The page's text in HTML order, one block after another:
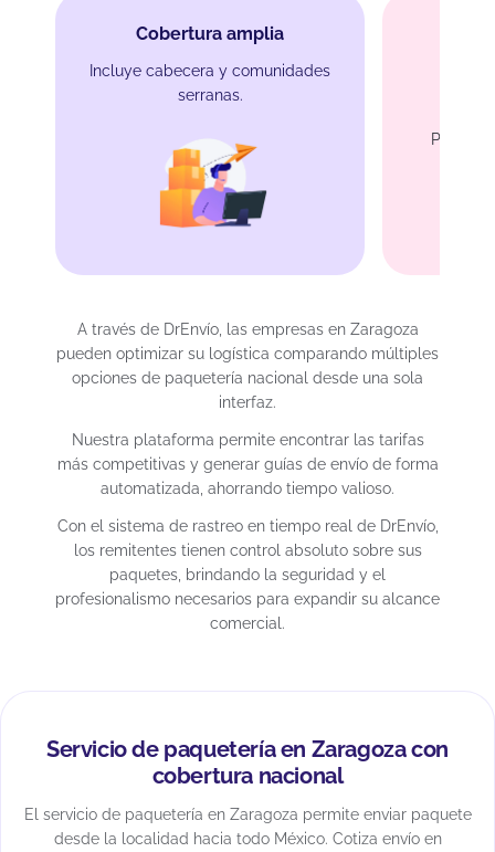
Cobertura amplia
Incluye cabecera y comunidades
serranas.
Para
A través de DrEnvío, las empresas en Zaragoza
pueden optimizar su logística comparando múltiples
opciones de paquetería nacional desde una sola
interfaz.
Nuestra plataforma permite encontrar las tarifas
más competitivas y generar guías de envío de forma
automatizada, ahorrando tiempo valioso.
Con el sistema de rastreo en tiempo real de DrEnvío,
los remitentes tienen control absoluto sobre sus
paquetes, brindando la seguridad y el
profesionalismo necesarios para expandir su alcance
comercial.
Servicio de paquetería en Zaragoza con
cobertura nacional
El servicio de paquetería en Zaragoza permite enviar paquete
desde la localidad hacia todo México. Cotiza envío en